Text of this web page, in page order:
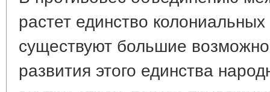
растет единство
существуют большие
развития этого единства